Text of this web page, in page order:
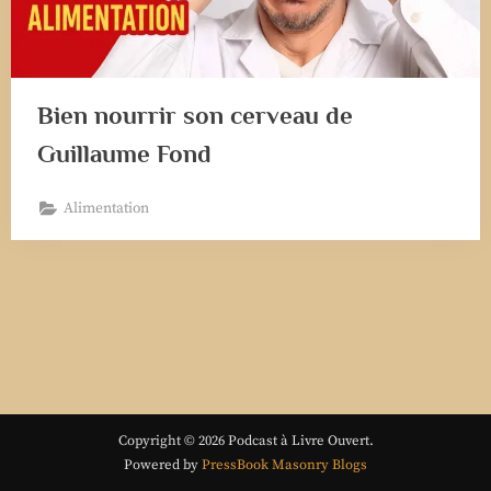
Bien nourrir son cerveau de
Guillaume Fond
Alimentation
Copyright © 2026 Podcast à Livre Ouvert.
Powered byPressBook Masonry Blogs